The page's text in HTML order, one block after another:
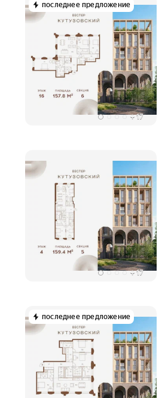
последнее предложение
+17
+17
последнее предложение